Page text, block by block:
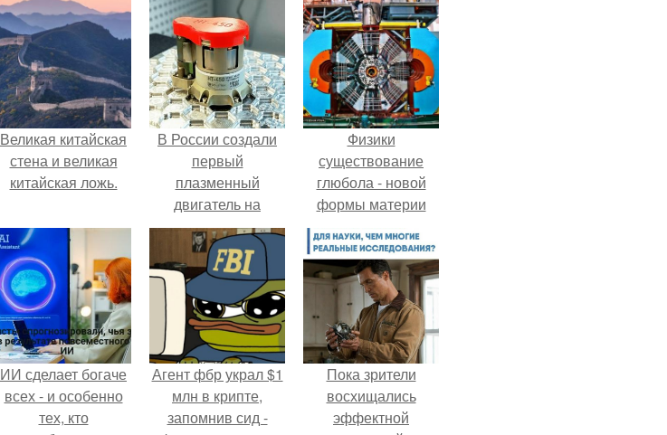
Великая китайская
стена и великая
китайская ложь.
В России создали
первый
плазменный
двигатель на
криптоне.
Физики
существование
глюбола - новой
формы материи
ИИ сделает богаче
всех - и особенно
тех, кто
Агент фбр украл $1
млн в крипте,
запомнив сид -
Пока зрители
восхищались
эффектной